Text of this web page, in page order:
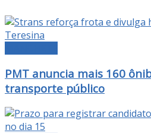
PMT anuncia mais 160
transporte público